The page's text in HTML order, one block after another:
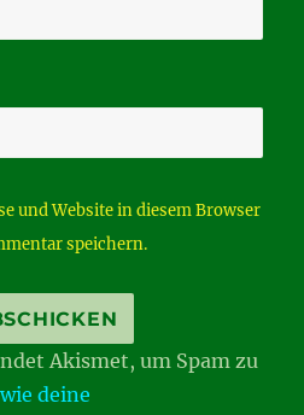
und Website in diesem Browser
speichern.
Akismet, um Spam zu
deine